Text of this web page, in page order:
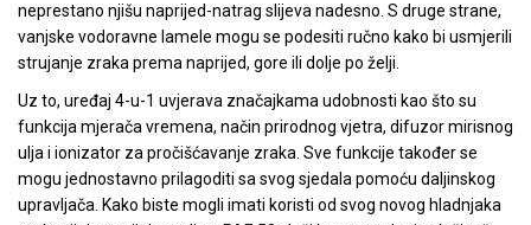
neprestano njišu naprijed-natrag slijeva nadesno. S druge strane,
vanjske vodoravne lamele mogu se podesiti ručno kako bi usmjerili
strujanje zraka prema naprijed, gore ili dolje po želji.
Uz to, uređaj 4-u-1 uvjerava značajkama udobnosti kao što su
funkcija mjerača vremena, način prirodnog vjetra, difuzor mirisnog
ulja i ionizator za pročišćavanje zraka. Sve funkcije također se
mogu jednostavno prilagoditi sa svog sjedala pomoću daljinskog
upravljača. Kako biste mogli imati koristi od svog novog hladnjaka